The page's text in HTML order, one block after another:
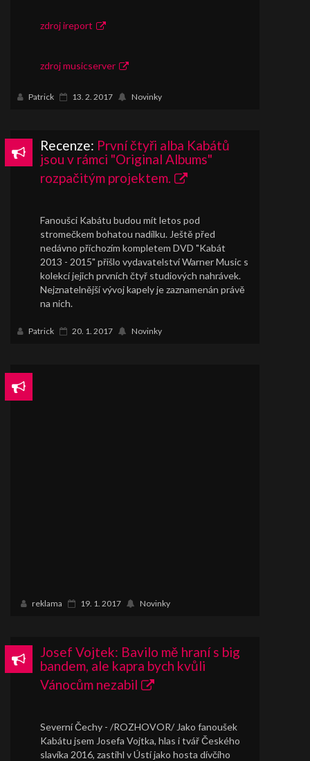
zdroj ireport
zdroj musicserver
Patrick 13. 2. 2017 Novinky
Recenze: První čtyři alba Kabátů
jsou v rámci "Original Albums"
rozpačitým projektem.
Fanoušci Kabátu budou mít letos pod
stromečkem bohatou nadílku. Ještě před
nedávno příchozím kompletem DVD "Kabát
2013 - 2015" přišlo vydavatelství Warner Music s
kolekcí jejich prvních čtyř studiových nahrávek.
Nejznatelnější vývoj kapely je zaznamenán právě
na nich.
Patrick 20. 1. 2017 Novinky
reklama 19. 1. 2017 Novinky
Josef Vojtek: Bavilo mě hraní s big
bandem, ale kapra bych kvůli
Vánocům nezabil
Severní Čechy - /ROZHOVOR/ Jako fanoušek
Kabátu jsem Josefa Vojtka, hlas i tvář Českého
slavíka 2016, zastihl v Ústí jako hosta dívčího